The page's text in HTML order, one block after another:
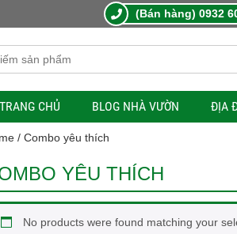
(Bán hàng) 0932
TRANG CHỦ BLOG NHÀ VƯỜN ĐỊA
/ Combo yêu thích
YÊU THÍCH
No products were found matching your